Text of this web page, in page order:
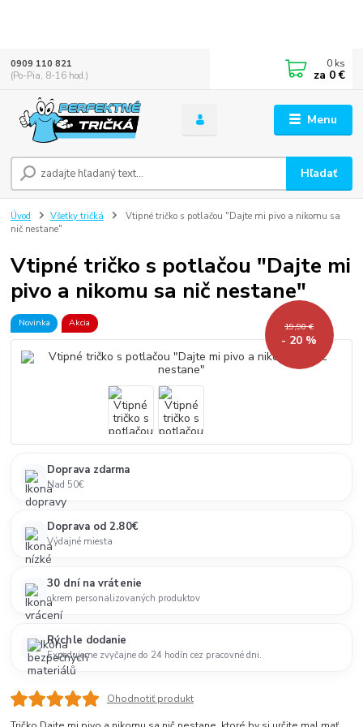
Menu
Hľadať
0909 110 821
(Po-Pia, 8-16 hod.)
0 ks
za 0 €
Úvod Všetky tričká
Vtipné tričko s potlačou "Dajte mi pivo a nikomu sa
nič nestane"
Vtipné tričko s potlačou "Dajte mi
pivo a nikomu sa nič nestane"
Novinka Akcia 19,90 €
- 20 %
Doprava zdarma
Nad 50€
Doprava od 2.80€
Výdajné miesta
30 dní na vrátenie
okrem personalizovaných produktov
Rýchle dodanie
Expedujeme zvyčajne do 24 hodín cez pracovné dni.
Ohodnotiť produkt